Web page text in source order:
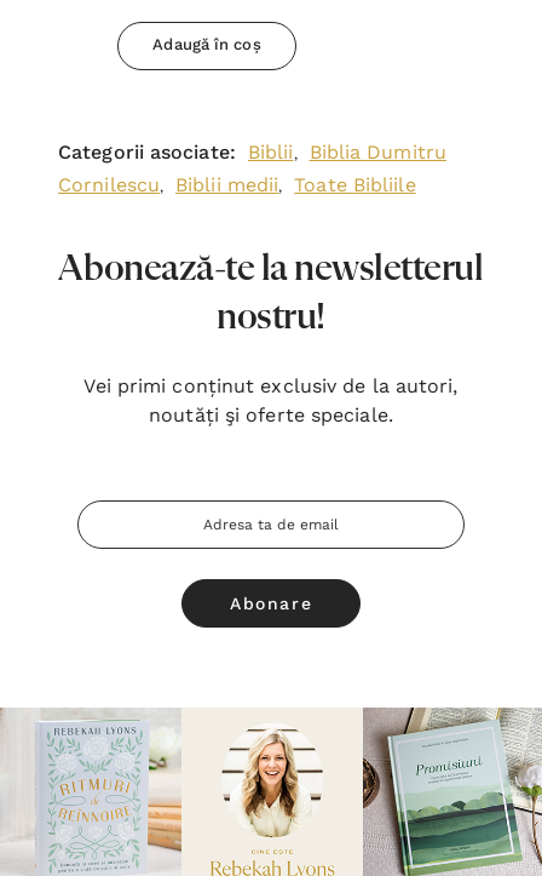
Adaugă în coș
Categorii asociate: Biblii,
Biblia Dumitru
Cornilescu, Biblii medii, Toate Bibliile
Abonează-te la newsletterul
nostru!
Vei primi conținut exclusiv de la autori,
noutăți şi oferte speciale.
Adresa
Email